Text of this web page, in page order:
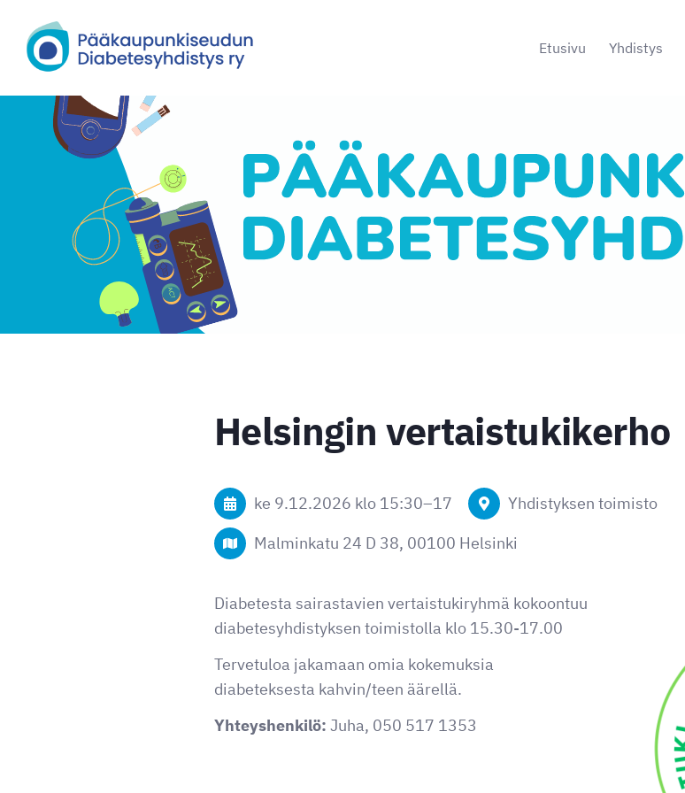
Siirry
sivun
sisältöön
Pääkaupunkiseudun Diabetesyhdistys Etusivu Yhdistys
Helsingin vertaistukikerho
ke 9.12.2026 klo 15:30–17
Yhdistyksen toimisto
Malminkatu 24 D 38, 00100 Helsinki
Diabetesta sairastavien vertaistukiryhmä kokoontuu
diabetesyhdistyksen toimistolla klo 15.30-17.00
Tervetuloa jakamaan omia kokemuksia
diabeteksesta kahvin/teen äärellä.
Yhteyshenkilö: Juha, 050 517 1353